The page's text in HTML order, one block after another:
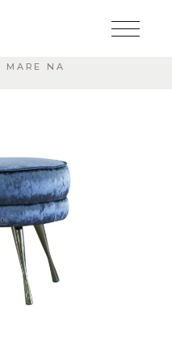
MARE NA